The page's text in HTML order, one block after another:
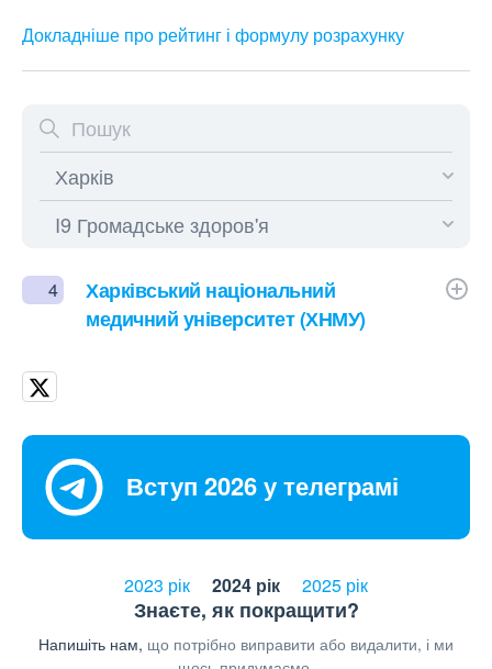
Докладніше про рейтинг і формулу розрахунку
4
Харківський національний
медичний університет (ХНМУ)
Вступ 2026 у телеграмі
2023 рік 2024 рік 2025 рік
Знаєте, як покращити?
Напишіть нам, що потрібно виправити або видалити, і ми